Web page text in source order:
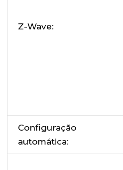
Z-Wave:
Configuração
automática: